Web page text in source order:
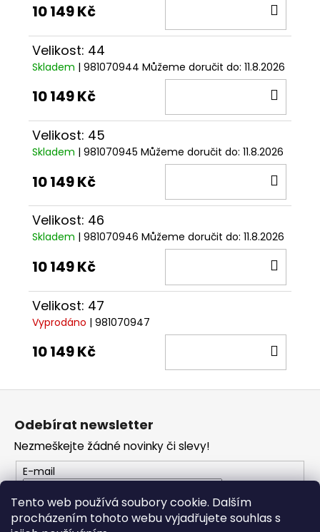
Tento web používá soubory cookie. Dalším
procházením tohoto webu vyjadřujete souhlas s
10 149 Kč
Velikost: 44
Skladem | 981070944 Můžeme doručit do: 11.8.2026
10 149 Kč
Velikost: 45
Skladem | 981070945 Můžeme doručit do: 11.8.2026
10 149 Kč
Velikost: 46
Skladem | 981070946 Můžeme doručit do: 11.8.2026
10 149 Kč
Velikost: 47
Vyprodáno | 981070947
10 149 Kč
t
í
Odebírat newsletter
Nezmeškejte žádné novinky či slevy!
E-mail
PŘIHLÁSIT SE